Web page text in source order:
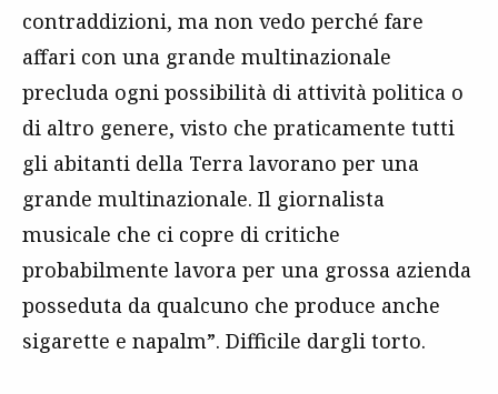
contraddizioni, ma non vedo perché fare
affari con una grande multinazionale
precluda ogni possibilità di attività politica o
di altro genere, visto che praticamente tutti
gli abitanti della Terra lavorano per una
grande multinazionale. Il giornalista
musicale che ci copre di critiche
probabilmente lavora per una grossa azienda
posseduta da qualcuno che produce anche
sigarette e napalm”. Difficile dargli torto.